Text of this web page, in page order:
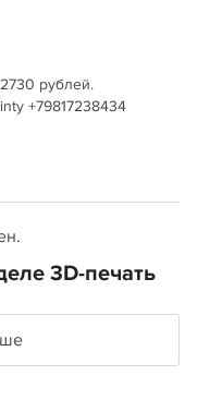
рублей.
+79817238434
3D-печать